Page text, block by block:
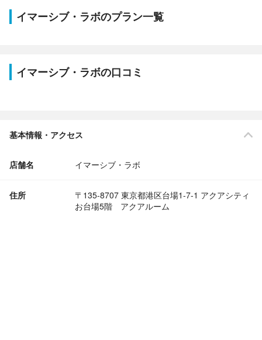
イマーシブ・ラボのプラン一覧
イマーシブ・ラボの口コミ
基本情報・アクセス
店舗名 イマーシブ・ラボ
住所
〒135-8707 東京都港区台場1-7-1 アクアシティ
お台場5階 アクアルーム